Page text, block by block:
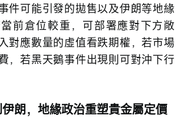
件可能引發的拋售以及伊朗等地緣
前倉位較重，可部署應對下方敞
對應數量的虛值看跌期權，若市場
，若黑天鵝事件出現則可對沖下行
朗，地緣政治重塑貴金屬定價